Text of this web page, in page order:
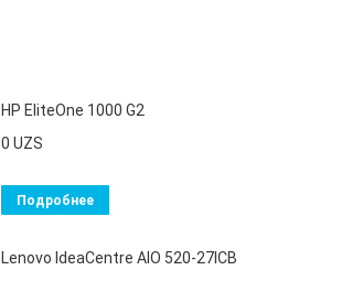
HP EliteOne 1000 G2
0 UZS
Подробнее
Lenovo IdeaCentre AIO 520-27ICB